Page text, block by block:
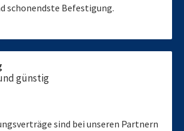
schonendste Befestigung.
günstig
sind bei unseren Partnern